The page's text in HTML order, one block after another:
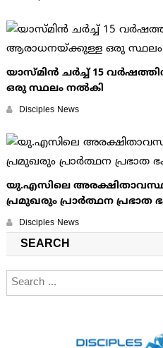
യാസ്മിൻ ചർച്ച് 15
ഒരു സ്ഥലം നൽകി
Disciples News
യു.എസിലെ
പ്രമുഖരും പ്രാര്‍ത്ഥന
Disciples News
SEARCH